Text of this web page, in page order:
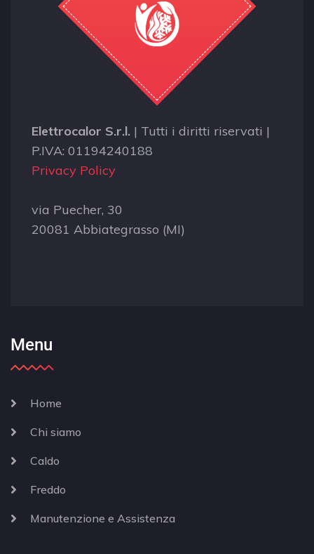
Elettrocalor S.r.l. | Tutti i diritti riservati |
P.IVA: 01194240188
Privacy Policy
via Puecher, 30
20081 Abbiategrasso (MI)
Menu
Home
Chi siamo
Caldo
Freddo
Manutenzione e Assistenza